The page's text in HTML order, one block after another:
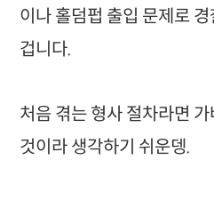
이나 홀덤펍 출입 문제로
겁니다.
처음 겪는 형사 절차라면
것이라 생각하기 쉬운뎅.